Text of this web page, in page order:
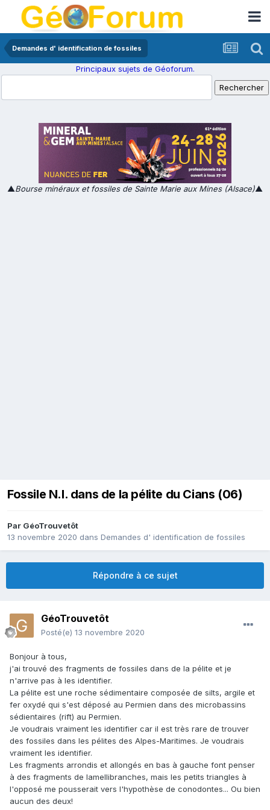
Demandes d' identification de fossiles
Principaux sujets de Géoforum.
▲Bourse minéraux et fossiles de Sainte Marie aux Mines (Alsace)▲
Fossile N.I. dans de la pélite du Cians (06)
Par GéoTrouvetôt
13 novembre 2020 dans Demandes d' identification de fossiles
Répondre à ce sujet
GéoTrouvetôt
Posté(e) 13 novembre 2020
Bonjour à tous,
j'ai trouvé des fragments de fossiles dans de la pélite et je
n'arrive pas à les identifier.
La pélite est une roche sédimentaire composée de silts, argile et
fer oxydé qui s'est déposé au Permien dans des microbassins
sédientaires (rift) au Permien.
Je voudrais vraiment les identifier car il est très rare de trouver
des fossiles dans les pélites des Alpes-Maritimes. Je voudrais
vraiment les identifier.
Les fragments arrondis et allongés en bas à gauche font penser
à des fragments de lamellibranches, mais les petits triangles à
l'opposé me pousserait vers l'hypothèse de conodontes... Ou bien
aucun des deux!